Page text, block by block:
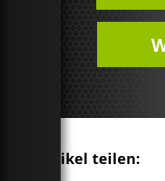
Artikel teilen: